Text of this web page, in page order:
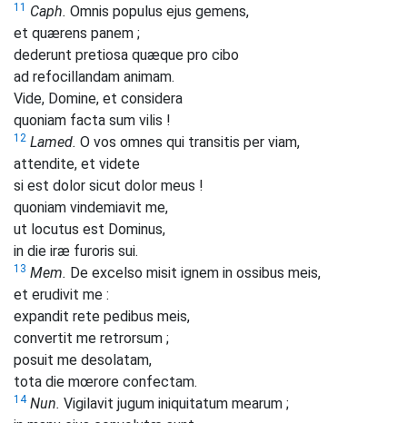
11 Caph. Omnis populus ejus gemens,
et quærens panem ;
dederunt pretiosa quæque pro cibo
ad refocillandam animam.
Vide, Domine, et considera
quoniam facta sum vilis !
12 Lamed. O vos omnes qui transitis per viam,
attendite, et videte
si est dolor sicut dolor meus !
quoniam vindemiavit me,
ut locutus est Dominus,
in die iræ furoris sui.
13 Mem. De excelso misit ignem in ossibus meis,
et erudivit me :
expandit rete pedibus meis,
convertit me retrorsum ;
posuit me desolatam,
tota die mœrore confectam.
14 Nun. Vigilavit jugum iniquitatum mearum ;